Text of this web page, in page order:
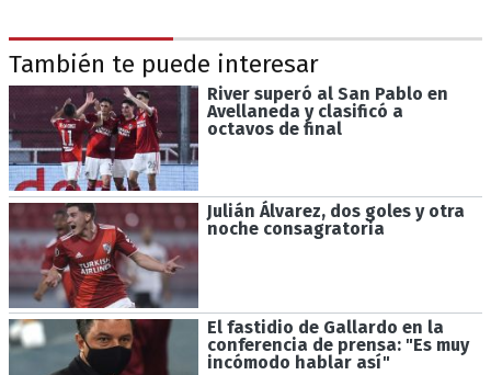
También te puede interesar
River superó al San Pablo en
Avellaneda y clasificó a
octavos de final
Julián Álvarez, dos goles y otra
noche consagratoria
El fastidio de Gallardo en la
conferencia de prensa: "Es muy
incómodo hablar así"